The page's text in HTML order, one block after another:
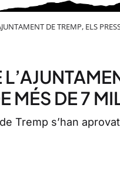
DE TREMP, ELS
MÉS DE 7
Tremp s’han